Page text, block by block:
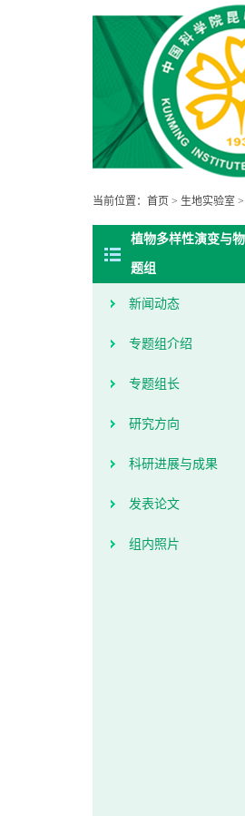
当前位置： 首页 > 生地实验室 >
植物多样性演变与
题组
新闻动态
专题组介绍
专题组长
研究方向
科研进展与成果
发表论文
组内照片